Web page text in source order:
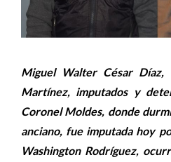
Miguel Walter César Díaz,
Martínez, imputados y
Coronel Moldes, donde
anciano, fue imputada hoy
Washington Rodríguez,